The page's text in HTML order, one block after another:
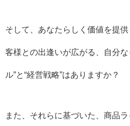
そして、あなたらしく価値を提
客様との出逢いが広がる、自分
ル”と“経営戦略”はありますか？
また、それらに基づいた、商品